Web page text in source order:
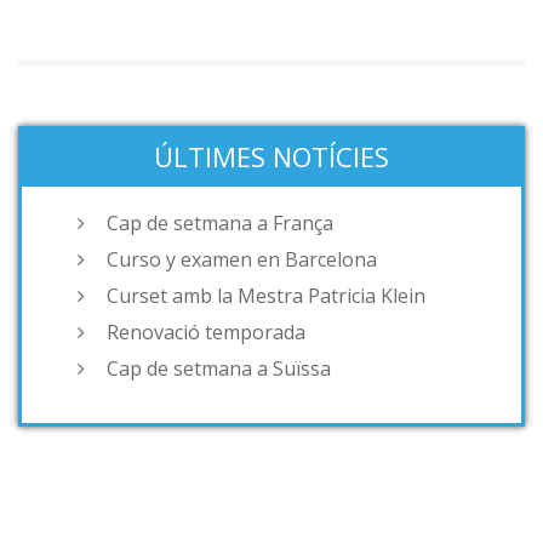
ÚLTIMES NOTÍCIES
Cap de setmana a França
Curso y examen en Barcelona
Curset amb la Mestra Patricia Klein
Renovació temporada
Cap de setmana a Suïssa